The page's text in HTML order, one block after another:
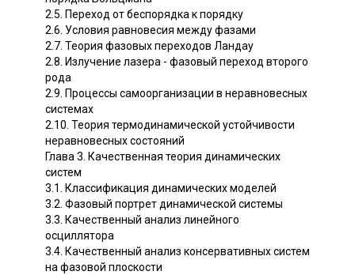
2.5. Переход от беспорядка к порядку
2.6. Условия равновесия между фазами
2.7. Теория фазовых переходов Ландау
2.8. Излучение лазера - фазовый переход второго
рода
2.9. Процессы самоорганизации в неравновесных
системах
2.10. Теория термодинамической устойчивости
неравновесных состояний
Глава 3. Качественная теория динамических
систем
3.1. Классификация динамических моделей
3.2. Фазовый портрет динамической системы
3.3. Качественный анализ линейного
осциллятора
3.4. Качественный анализ консервативных систем
на фазовой плоскости